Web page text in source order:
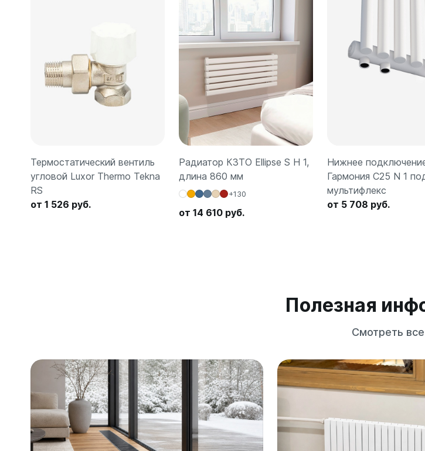
Термостатический вентиль
угловой Luxor Thermo Tekna
RS
от 1 526 руб.
Радиатор КЗТО Ellipse S H 1,
длина 860 мм
+130
от 14 610 руб.
Нижнее
Гармония С25 N 1
мультифлекс
от 5 708 руб.
Полезная
Смотреть все